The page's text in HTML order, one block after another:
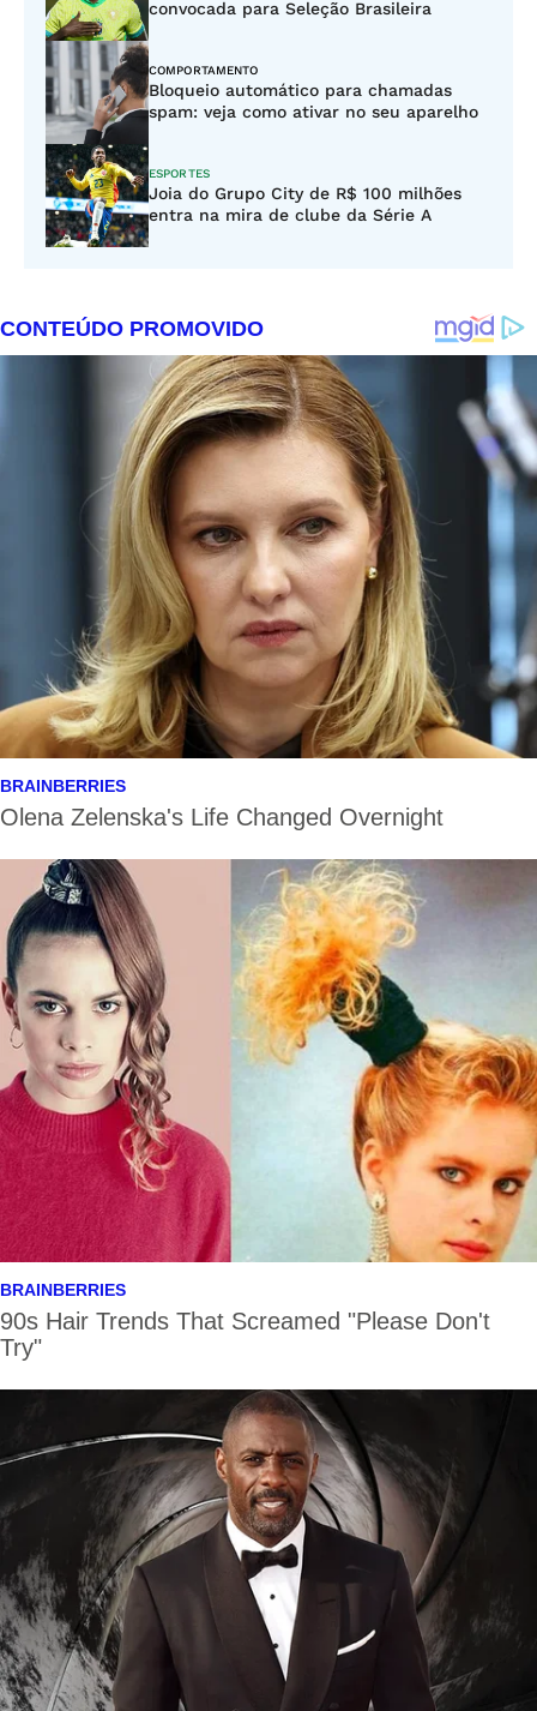
convocada para Seleção Brasileira
COMPORTAMENTO
Bloqueio automático para chamadas
spam: veja como ativar no seu aparelho
ESPORTES
Joia do Grupo City de R$ 100 milhões
entra na mira de clube da Série A